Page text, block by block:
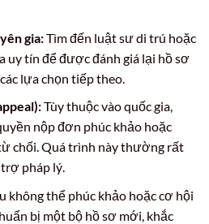
gia:Tìm đến luật sư di trú hoặc
uy tín để được đánh giá lại hồ sơ
lựa chọn tiếp theo.
Tùy thuộc vào quốc gia,
nộp đơn phúc khảo hoặc
chối. Quá trình này thường rất
pháp lý.
không thể phúc khảo hoặc cơ hội
bị một bộ hồ sơ mới, khắc